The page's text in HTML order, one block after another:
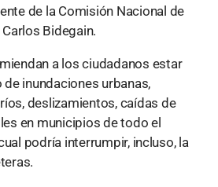
de la Comisión Nacional de
Bidegain.
a los ciudadanos estar
inundaciones urbanas,
deslizamientos, caídas de
en municipios de todo el
podría interrumpir, incluso, la